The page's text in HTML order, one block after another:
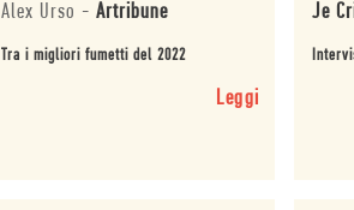
Alex Urso -Artribune
Tra i migliori fumetti del 2022
Leggi
Je